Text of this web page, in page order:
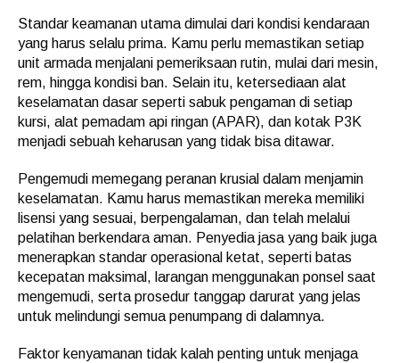
Standar keamanan utama dimulai dari kondisi kendaraan
yang harus selalu prima. Kamu perlu memastikan setiap
unit armada menjalani pemeriksaan rutin, mulai dari mesin,
rem, hingga kondisi ban. Selain itu, ketersediaan alat
keselamatan dasar seperti sabuk pengaman di setiap
kursi, alat pemadam api ringan (APAR), dan kotak P3K
menjadi sebuah keharusan yang tidak bisa ditawar.
Pengemudi memegang peranan krusial dalam menjamin
keselamatan. Kamu harus memastikan mereka memiliki
lisensi yang sesuai, berpengalaman, dan telah melalui
pelatihan berkendara aman. Penyedia jasa yang baik juga
menerapkan standar operasional ketat, seperti batas
kecepatan maksimal, larangan menggunakan ponsel saat
mengemudi, serta prosedur tanggap darurat yang jelas
untuk melindungi semua penumpang di dalamnya.
Faktor kenyamanan tidak kalah penting untuk menjaga